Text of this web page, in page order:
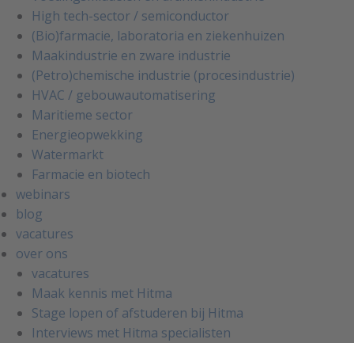
High tech-sector / semiconductor
(Bio)farmacie, laboratoria en ziekenhuizen
Maakindustrie en zware industrie
(Petro)chemische industrie (procesindustrie)
HVAC / gebouwautomatisering
Maritieme sector
Energieopwekking
Watermarkt
Farmacie en biotech
webinars
blog
vacatures
over ons
vacatures
Maak kennis met Hitma
Stage lopen of afstuderen bij Hitma
Interviews met Hitma specialisten